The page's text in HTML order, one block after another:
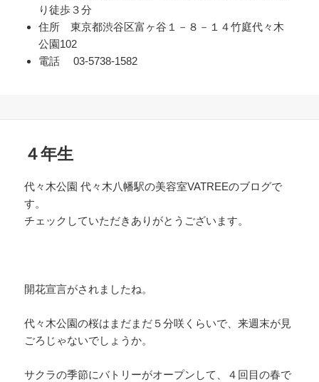
り徒歩３分
住所 東京都渋谷区富ヶ谷１－８－１４竹庭代々木
公園102
電話 03-5738-1582
４年生
代々木公園 代々木八幡駅の美容室VATREEのブログで
す。
チェックしていただきありがとうございます。
開花宣言がされましたね。
代々木公園の桜はまだまだ５分咲くらいで、来週末が見
ごろじゃないでしょうか。
サクラの季節にバトリーがオープンして、４回目の春で